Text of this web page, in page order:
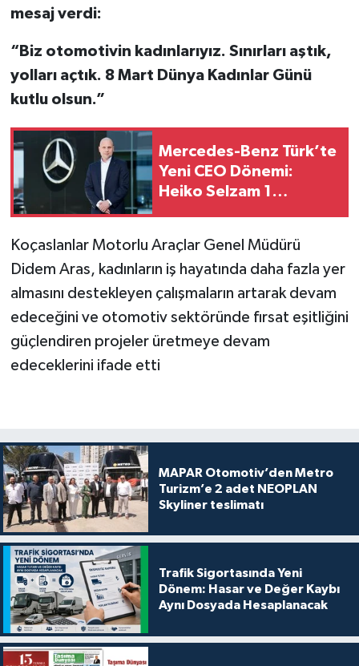
mesaj verdi:
“Biz otomotivin kadınlarıyız. Sınırları aştık,
yolları açtık. 8 Mart Dünya Kadınlar Günü
kutlu olsun.”
Mercedes-Benz Türk’te
Yeni CEO Dönemi:
Heiko Selzam 1
Koçaslanlar Motorlu Araçlar Genel Müdürü
Didem Aras, kadınların iş hayatında daha fazla yer
almasını destekleyen çalışmaların artarak devam
edeceğini ve otomotiv sektöründe fırsat eşitliğini
güçlendiren projeler üretmeye devam
edeceklerini ifade etti
MAPAR Otomotiv’den Metro
Turizm’e 2 adet NEOPLAN
Skyliner teslimatı
Trafik Sigortasında Yeni
Dönem: Hasar ve Değer Kaybı
Aynı Dosyada Hesaplanacak